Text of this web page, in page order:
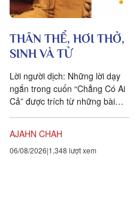
THÂN THỂ, HƠI THỞ,
SINH VÀ TỬ
Lời người dịch: Những lời dạy
ngắn trong cuốn “Chẳng Có Ai
Cả” được trích từ những bài
AJAHN CHAH
06/08/2026 1,348 lượt xem